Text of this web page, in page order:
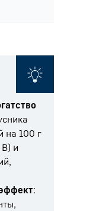
на 100 г
и
: